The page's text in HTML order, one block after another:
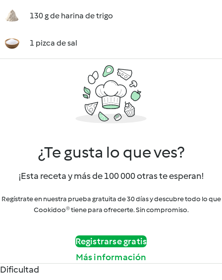
130 g de harina de trigo
1 pizca de sal
¿Te gusta lo que ves?
¡Esta receta y más de 100 000 otras te esperan!
Regístrate en nuestra prueba gratuita de 30 días y descubre todo lo que
Cookidoo® tiene para ofrecerte. Sin compromiso.
Registrarse gratis
Más información
Dificultad